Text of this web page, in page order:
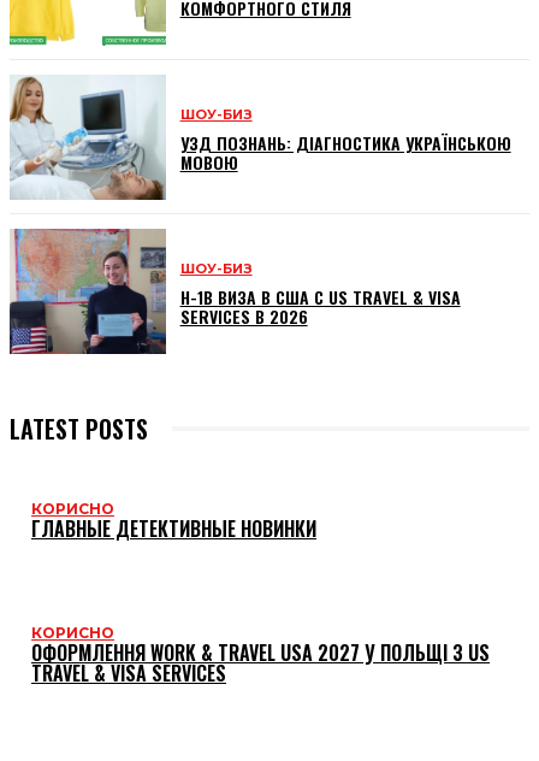
КОМФОРТНОГО СТИЛЯ
ШОУ-БИЗ
УЗД ПОЗНАНЬ: ДІАГНОСТИКА УКРАЇНСЬКОЮ
МОВОЮ
ШОУ-БИЗ
H-1B ВИЗА В США С US TRAVEL & VISA
SERVICES В 2026
LATEST POSTS
КОРИСНО
ГЛАВНЫЕ ДЕТЕКТИВНЫЕ НОВИНКИ
КОРИСНО
ОФОРМЛЕННЯ WORK & TRAVEL USA 2027 У ПОЛЬЩІ З US
TRAVEL & VISA SERVICES